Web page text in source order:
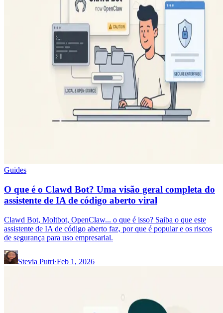
Guides
O que é o Clawd Bot? Uma visão geral completa do
assistente de IA de código aberto viral
Clawd Bot, Moltbot, OpenClaw... o que é isso? Saiba o que este
assistente de IA de código aberto faz, por que é popular e os riscos
de segurança para uso empresarial.
Stevia Putri·Feb 1, 2026